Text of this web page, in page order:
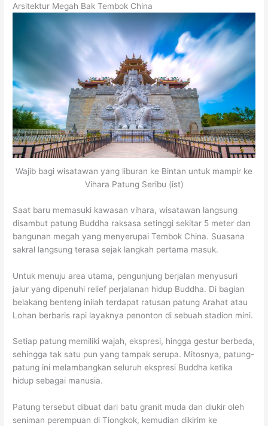
Arsitektur Megah Bak Tembok China
Wajib bagi wisatawan yang liburan ke Bintan untuk mampir ke
Vihara Patung Seribu (ist)
Saat baru memasuki kawasan vihara, wisatawan langsung
disambut patung Buddha raksasa setinggi sekitar 5 meter dan
bangunan megah yang menyerupai Tembok China. Suasana
sakral langsung terasa sejak langkah pertama masuk.
Untuk menuju area utama, pengunjung berjalan menyusuri
jalur yang dipenuhi relief perjalanan hidup Buddha. Di bagian
belakang benteng inilah terdapat ratusan patung Arahat atau
Lohan berbaris rapi layaknya penonton di sebuah stadion mini.
Setiap patung memiliki wajah, ekspresi, hingga gestur berbeda,
sehingga tak satu pun yang tampak serupa. Mitosnya, patung-
patung ini melambangkan seluruh ekspresi Buddha ketika
hidup sebagai manusia.
Patung tersebut dibuat dari batu granit muda dan diukir oleh
seniman perempuan di Tiongkok, kemudian dikirim ke